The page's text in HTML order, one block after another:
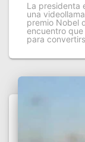
La presidenta
una
premio Nobel
encuentro
para